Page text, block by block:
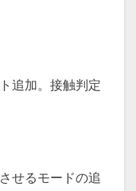
追加。接触判定
せるモードの追